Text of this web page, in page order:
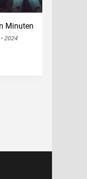
Minuten
2024